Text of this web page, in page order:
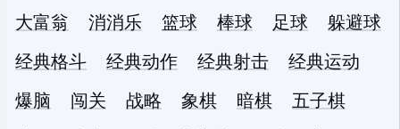
大富翁
消消乐 篮球 棒球 足球
躲避球
经典格斗
经典动作 经典射击
经典运动
爆脑
闯关 战略 象棋 暗棋
五子棋